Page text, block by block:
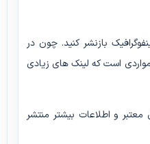
بازنشر کنید. چون در
است که لینک های زیادی
و اطلاعات بیشتر منتشر